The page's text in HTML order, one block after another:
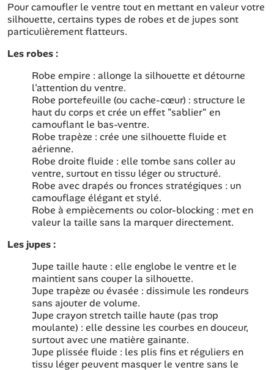
Pour camoufler le ventre tout en mettant en valeur votre
silhouette, certains types de robes et de jupes sont
particulièrement flatteurs.
Les robes :
Robe empire : allonge la silhouette et détourne
l'attention du ventre.
Robe portefeuille (ou cache-cœur) : structure le
haut du corps et crée un effet "sablier" en
camouflant le bas-ventre.
Robe trapèze : crée une silhouette fluide et
aérienne.
Robe droite fluide : elle tombe sans coller au
ventre, surtout en tissu léger ou structuré.
Robe avec drapés ou fronces stratégiques : un
camouflage élégant et stylé.
Robe à empiècements ou color-blocking : met en
valeur la taille sans la marquer directement.
Les jupes :
Jupe taille haute : elle englobe le ventre et le
maintient sans couper la silhouette.
Jupe trapèze ou évasée : dissimule les rondeurs
sans ajouter de volume.
Jupe crayon stretch taille haute (pas trop
moulante) : elle dessine les courbes en douceur,
surtout avec une matière gainante.
Jupe plissée fluide : les plis fins et réguliers en
tissu léger peuvent masquer le ventre sans le